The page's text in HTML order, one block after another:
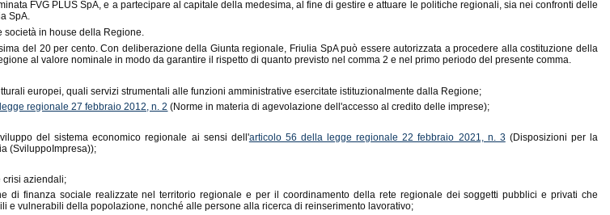
FVG PLUS SpA, e a partecipare al capitale della medesima, al fine di gestire e attuare le politiche regionali, sia nei confronti delle
SpA.
società in house della Regione.
del 20 per cento. Con deliberazione della Giunta regionale, Friulia SpA può essere autorizzata a procedere alla costituzione della
al valore nominale in modo da garantire il rispetto di quanto previsto nel comma 2 e nel primo periodo del presente comma.
europei, quali servizi strumentali alle funzioni amministrative esercitate istituzionalmente dalla Regione;
legge regionale 27 febbraio 2012, n. 2 (Norme in materia di agevolazione dell'accesso al credito delle imprese);
del sistema economico regionale ai sensi dell'articolo 56 della legge regionale 22 febbraio 2021, n. 3(Disposizioni per la
(SviluppoImpresa));
crisi aziendali;
finanza sociale realizzate nel territorio regionale e per il coordinamento della rete regionale dei soggetti pubblici e privati che
vulnerabili della popolazione, nonché alle persone alla ricerca di reinserimento lavorativo;